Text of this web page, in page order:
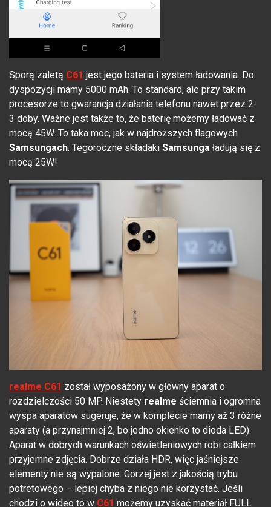
Sporą zaletą C61 jest jego bateria i system ładowania. Do
dyspozycji mamy 5000 mAh. To standard, ale przy takim
procesorze to gwarancja działania telefonu nawet przez 2-
3 doby. Ważne jest także to, że baterię możemy ładować z
mocą 45W. To taka moc, jak w najdroższych flagowych
Samsungach. Tegoroczne składaki Samsunga ładują się z
mocą 25W!
realme C61 został wyposażony w główny aparat o
rozdzielczości 50 MP. Niestety realme ściemnia i ogromna
wyspa aparatów sugeruje, że w komplecie mamy aż 3 różne
aparaty (a przynajmniej 2, bo jedno okienko to dioda LED).
Aparat w dobrych warunkach oświetleniowych robi całkiem
przyjemne zdjęcia. Dobrze działa HDR, więc jaśniejsze
elementy nie są wypalone. Gorzej jest z jakością trybu
potretowego – lepiej chyba z niego nie korzystać. Jeśli
chodzi o wideo to w C61 możemy uzyskać materiał FULL